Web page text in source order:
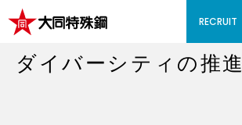
RECRUIT
ダイバーシティの推進